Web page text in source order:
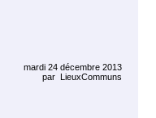
mardi 24 décembre 2013
par LieuxCommuns